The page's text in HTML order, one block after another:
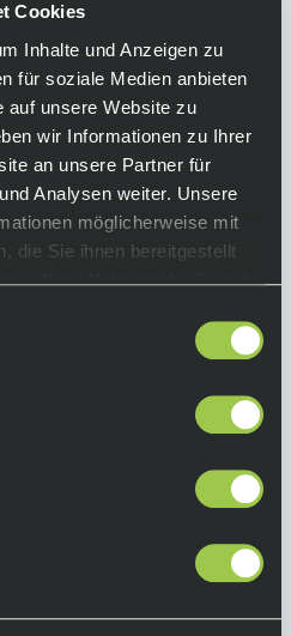
Cookies
Inhalte und Anzeigen zu
für soziale Medien anbieten
auf unsere Website zu
wir Informationen zu Ihrer
an unsere Partner für
Analysen weiter. Unsere
möglicherweise mit
die Sie ihnen bereitgestellt
Ihrer Nutzung der Dienste